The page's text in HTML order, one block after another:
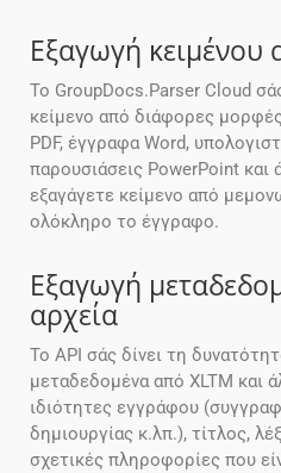
Εξαγωγή κειμένου
Το GroupDocs.Parser Cloud
κείμενο από διάφορες
PDF, έγγραφα Word,
παρουσιάσεις PowerPoint και
εξαγάγετε κείμενο από
ολόκληρο το έγγραφο.
Εξαγωγή
αρχεία
Το API σάς δίνει τη
μεταδεδομένα από XLTM και
ιδιότητες εγγράφου
δημιουργίας κ.λπ.), τίτλος,
σχετικές πληροφορίες που